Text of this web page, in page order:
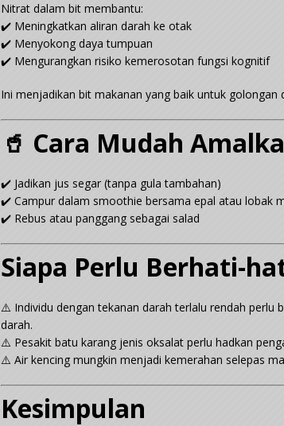
Nitrat dalam bit membantu:
✔️ Meningkatkan aliran darah ke otak
✔️ Menyokong daya tumpuan
✔️ Mengurangkan risiko kemerosotan fungsi kognitif
Ini menjadikan bit makanan yang baik untuk golongan
🥤 Cara Mudah
✔️ Jadikan jus segar (tanpa gula tambahan)
✔️ Campur dalam smoothie bersama epal atau lobak
✔️ Rebus atau panggang sebagai salad
Siapa Perlu Berhati-
⚠️ Individu dengan tekanan darah terlalu rendah perlu
darah.
⚠️ Pesakit batu karang jenis oksalat perlu hadkan
⚠️ Air kencing mungkin menjadi kemerahan selepas
Kesimpulan